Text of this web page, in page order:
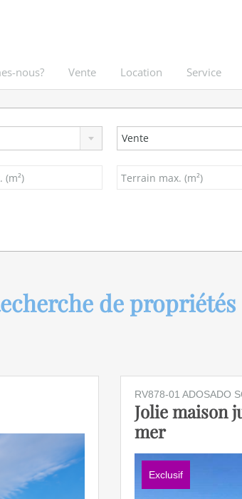
nous? Vente Location Service
Vente
de propriétés
RV878-01 ADOSADO
Jolie maison
mer
Exclusif